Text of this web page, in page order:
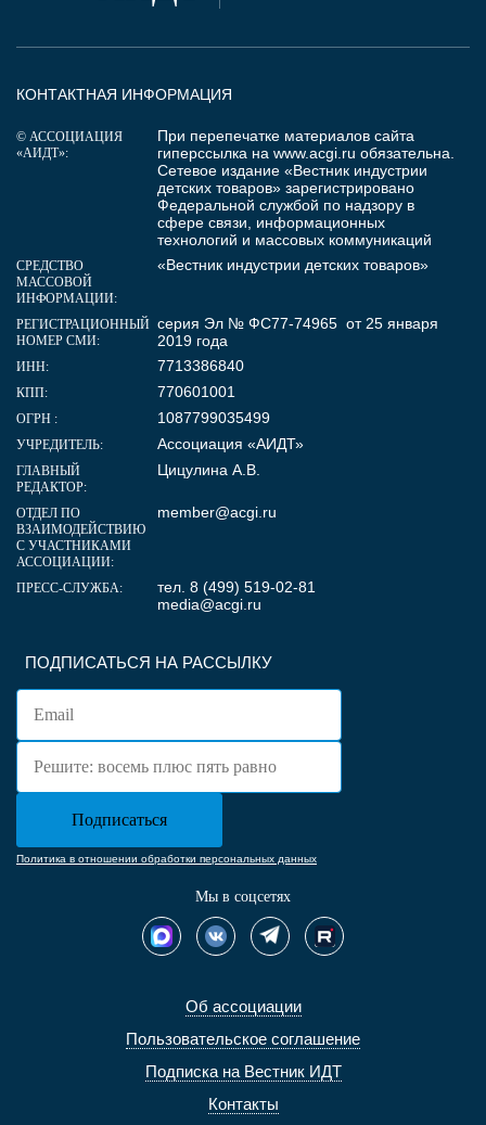
Об ассоциации
Пользовательское соглашение
Подписка на Вестник ИДТ
Контакты
ПОДПИСАТЬСЯ НА РАССЫЛКУ
Политика в отношении обработки персональных данных
Мы в соцсетях
КОНТАКТНАЯ ИНФОРМАЦИЯ
© АССОЦИАЦИЯ
«АИДТ»:
При перепечатке материалов сайта
гиперссылка на www.acgi.ru обязательна.
Сетевое издание «Вестник индустрии
детских товаров» зарегистрировано
Федеральной службой по надзору в
сфере связи, информационных
технологий и массовых коммуникаций
СРЕДСТВО
МАССОВОЙ
ИНФОРМАЦИИ:
«Вестник индустрии детских товаров»
РЕГИСТРАЦИОННЫЙ
НОМЕР СМИ:
серия Эл № ФС77-74965 от 25 января
2019 года
ИНН: 7713386840
КПП: 770601001
ОГРН : 1087799035499
УЧРЕДИТЕЛЬ: Ассоциация «АИДТ»
ГЛАВНЫЙ
РЕДАКТОР:
Цицулина А.В.
ОТДЕЛ ПО
ВЗАИМОДЕЙСТВИЮ
С УЧАСТНИКАМИ
АССОЦИАЦИИ:
member@acgi.ru
ПРЕСС-СЛУЖБА:
тел. 8 (499) 519-02-81
media@acgi.ru